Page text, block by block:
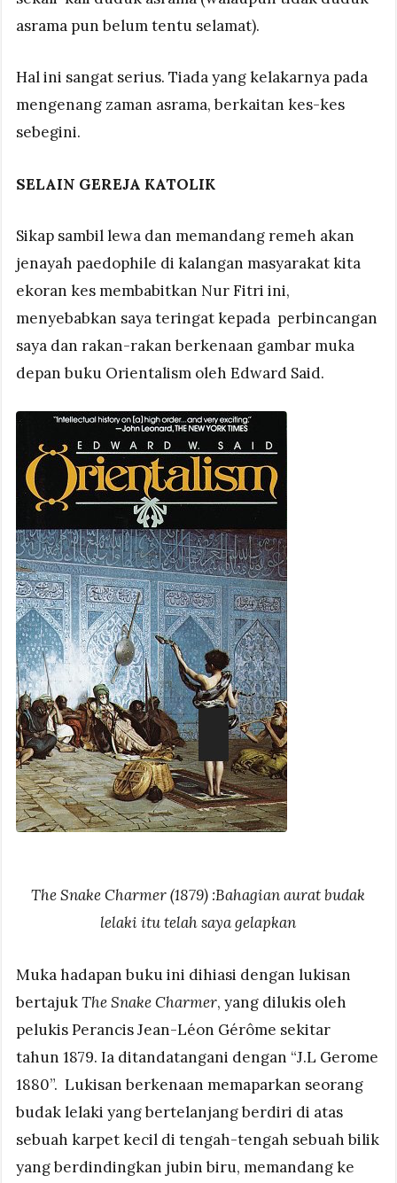
asrama pun belum tentu selamat).
Hal ini sangat serius. Tiada yang kelakarnya pada
mengenang zaman asrama, berkaitan kes-kes
sebegini.
SELAIN GEREJA KATOLIK
Sikap sambil lewa dan memandang remeh akan
jenayah paedophile di kalangan masyarakat kita
ekoran kes membabitkan Nur Fitri ini,
menyebabkan saya teringat kepada perbincangan
saya dan rakan-rakan berkenaan gambar muka
depan buku Orientalism oleh Edward Said.
The Snake Charmer (1879) :Bahagian aurat budak
lelaki itu telah saya gelapkan
Muka hadapan buku ini dihiasi dengan lukisan
bertajukThe Snake Charmer, yang dilukis oleh
pelukis Perancis Jean-Léon Gérôme sekitar
tahun 1879. Ia ditandatangani dengan “J.L Gerome
1880”. Lukisan berkenaan memaparkan seorang
budak lelaki yang bertelanjang berdiri di atas
sebuah karpet kecil di tengah-tengah sebuah bilik
yang berdindingkan jubin biru, memandang ke